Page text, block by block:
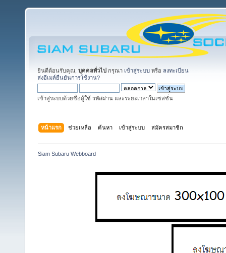
ยินดีต้อนรับคุณ, บุคคลทั่วไป กรุณา เข้าสู่ระบบ หรือ ลงทะเบียน
ส่งอีเมล์ยืนยันการใช้งาน?
เข้าสู่ระบบด้วยชื่อผู้ใช้ รหัสผ่าน และระยะเวลาในเซสชั่น
หน้าแรก ช่วยเหลือ ค้นหา เข้าสู่ระบบ สมัครสมาชิก
Siam Subaru Webboard